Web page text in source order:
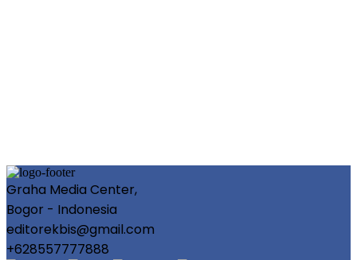
Graha Media Center,
Bogor - Indonesia
editorekbis@gmail.com
+628557777888